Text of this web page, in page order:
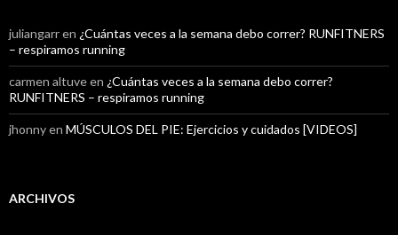
juliangarren ¿Cuántas veces a la semana debo correr? RUNFITNERS
– respiramos running
carmen altuveen ¿Cuántas veces a la semana debo correr?
RUNFITNERS – respiramos running
jhonnyen MÚSCULOS DEL PIE: Ejercicios y cuidados [VIDEOS]
ARCHIVOS